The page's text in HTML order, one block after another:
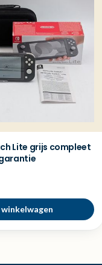
Lite grijs compleet
winkelwagen